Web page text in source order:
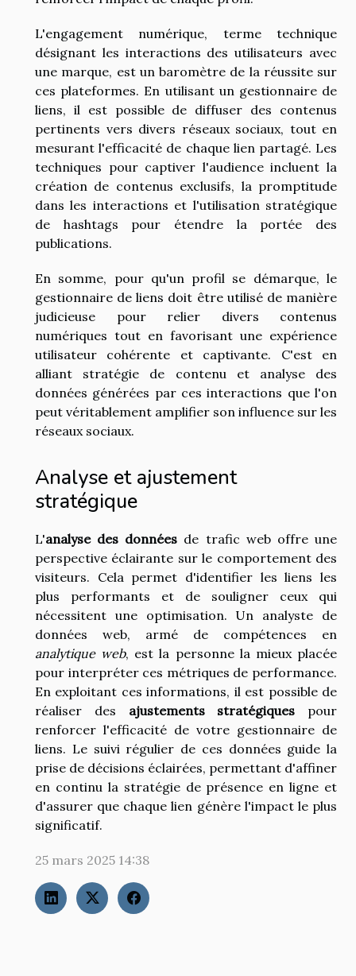
L'engagement numérique, terme technique
désignant les interactions des utilisateurs avec
une marque, est un baromètre de la réussite sur
ces plateformes. En utilisant un gestionnaire de
liens, il est possible de diffuser des contenus
pertinents vers divers réseaux sociaux, tout en
mesurant l'efficacité de chaque lien partagé. Les
techniques pour captiver l'audience incluent la
création de contenus exclusifs, la promptitude
dans les interactions et l'utilisation stratégique
de hashtags pour étendre la portée des
publications.
En somme, pour qu'un profil se démarque, le
gestionnaire de liens doit être utilisé de manière
judicieuse pour relier divers contenus
numériques tout en favorisant une expérience
utilisateur cohérente et captivante. C'est en
alliant stratégie de contenu et analyse des
données générées par ces interactions que l'on
peut véritablement amplifier son influence sur les
réseaux sociaux.
Analyse et ajustement
stratégique
L'analyse des données de trafic web offre une
perspective éclairante sur le comportement des
visiteurs. Cela permet d'identifier les liens les
plus performants et de souligner ceux qui
nécessitent une optimisation. Un analyste de
données web, armé de compétences en
analytique web, est la personne la mieux placée
pour interpréter ces métriques de performance.
En exploitant ces informations, il est possible de
réaliser des ajustements stratégiques pour
renforcer l'efficacité de votre gestionnaire de
liens. Le suivi régulier de ces données guide la
prise de décisions éclairées, permettant d'affiner
en continu la stratégie de présence en ligne et
d'assurer que chaque lien génère l'impact le plus
significatif.
25 mars 2025 14:38